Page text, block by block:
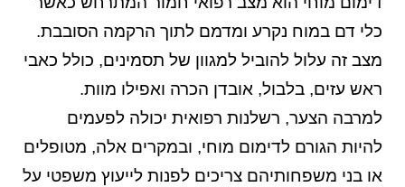
כלי דם במוח נקרע ומדמם לתוך הרקמה הסובבת.
מצב זה עלול להוביל למגוון של תסמינים, כולל כאבי
ראש עזים, בלבול, אובדן הכרה ואפילו מוות.
למרבה הצער, רשלנות רפואית יכולה לפעמים
להיות הגורם לדימום מוחי, ובמקרים אלה, מטופלים
או בני משפחותיהם צריכים לפנות לייעוץ משפטי על